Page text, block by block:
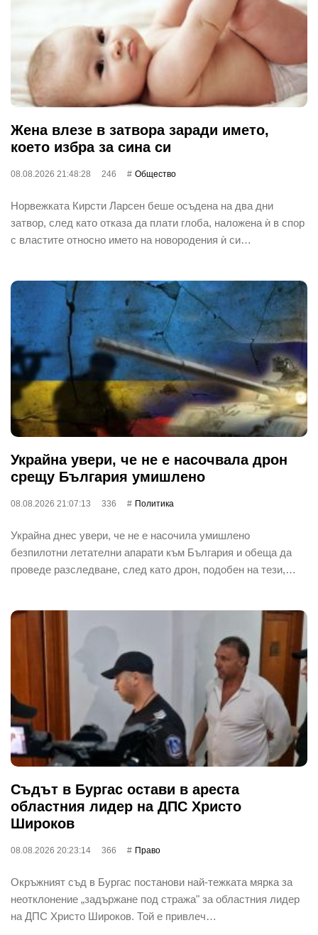
Жена влезе в затвора заради името,
което избра за сина си
08.08.2026 21:48:28 246 Общество
Норвежката Кирсти Ларсен беше осъдена на два дни
затвор, след като отказа да плати глоба, наложена ѝ в спор
с властите относно името на новородения ѝ си…
Украйна увери, че не е насочвала дрон
срещу България умишлено
08.08.2026 21:07:13 336 Политика
Украйна днес увери, че не е насочила умишлено
безпилотни летателни апарати към България и обеща да
проведе разследване, след като дрон, подобен на тези,…
Съдът в Бургас остави в ареста
областния лидер на ДПС Христо
Широков
08.08.2026 20:23:14 366 Право
Окръжният съд в Бургас постанови най-тежката мярка за
неотклонение „задържане под стража" за областния лидер
на ДПС Христо Широков. Той е привлеч…